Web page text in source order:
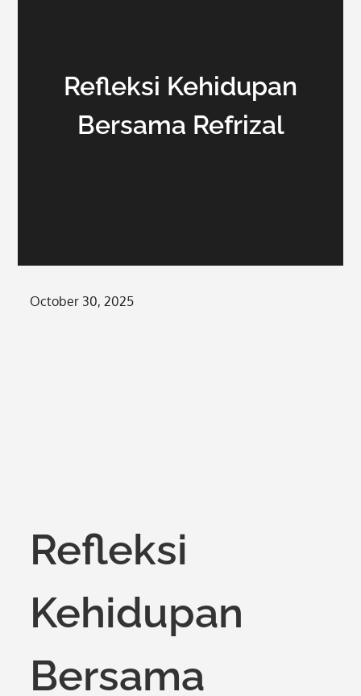
Refleksi Kehidupan
Bersama Refrizal
Posted
October 30, 2025
Refleksi
Kehidupan
Bersama